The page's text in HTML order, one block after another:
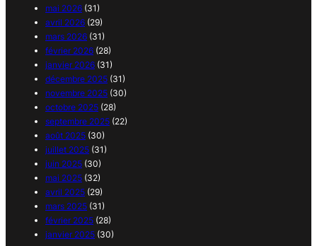
mai 2026 (31)
avril 2026 (29)
mars 2026 (31)
février 2026 (28)
janvier 2026 (31)
décembre 2025 (31)
novembre 2025 (30)
octobre 2025 (28)
septembre 2025 (22)
août 2025 (30)
juillet 2025 (31)
juin 2025 (30)
mai 2025 (32)
avril 2025 (29)
mars 2025 (31)
février 2025 (28)
janvier 2025 (30)